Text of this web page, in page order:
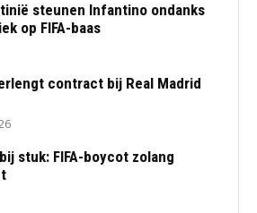
steunen Infantino ondanks
op FIFA-baas
contract bij Real Madrid
stuk: FIFA-boycot zolang